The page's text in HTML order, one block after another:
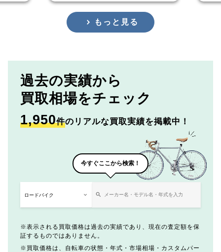
もっと見る
過去の実績から
買取相場をチェック
1,950件のリアルな買取実績を掲載中！
今すぐここから検索！
表示される買取価格は過去の実績であり、現在の査定額を保
証するものではありません。
買取価格は、自転車の状態・年式・市場相場・カスタムパー